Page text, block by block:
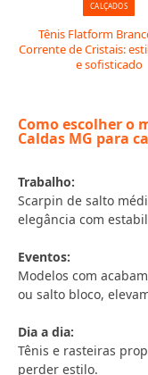
CALÇADOS
Tênis Flatform
Corrente de Cristais:
e sofisticado
Como escolher o
Caldas MG para
Trabalho:
Scarpin de salto
elegância com
Eventos:
Modelos com
ou salto bloco,
Dia a dia:
Tênis e rasteiras
perder estilo.